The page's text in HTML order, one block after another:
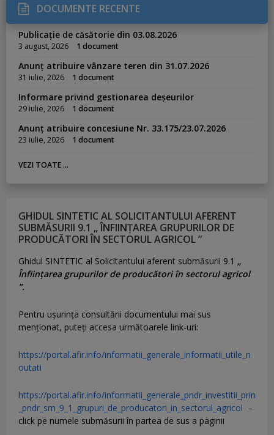
DOCUMENTE RECENTE
Publicație de căsătorie din 03.08.2026
3 august, 2026 1 document
Anunț atribuire vânzare teren din 31.07.2026
31 iulie, 2026 1 document
Informare privind gestionarea deșeurilor
29 iulie, 2026 1 document
Anunț atribuire concesiune Nr. 33.175/23.07.2026
23 iulie, 2026 1 document
VEZI TOATE ...
GHIDUL SINTETIC AL SOLICITANTULUI AFERENT
SUBMĂSURII 9.1 „ ÎNFIINȚAREA GRUPURILOR DE
PRODUCĂTORI ÎN SECTORUL AGRICOL ”
Ghidul SINTETIC al Solicitantului aferent submăsurii 9.1 „
Înființarea grupurilor de producători în sectorul agricol
”.
Pentru uşurinţa consultării documentului mai sus
menţionat, puteţi accesa următoarele link-uri:
https://portal.afir.info/informatii_generale_informatii_utile_n
outati
https://portal.afir.info/informatii_generale_pndr_investitii_prin
_pndr_sm_9_1_grupuri_de_producatori_in_sectorul_agricol –
click pe numele submăsurii în partea de sus a paginii